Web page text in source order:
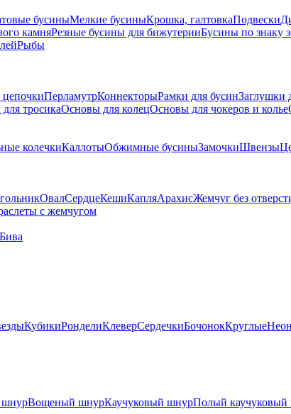
бусиныМелкие бусиныКрошка, галтовкаПодвески
камняРезные бусины для бижутерииБусины по знаку
Рыбы
цепочкиПерламутрКоннекторыРамки для бусинЗаглушки
тросикаОсновы для колецОсновы для чокеров и колье
колечкиКаллотыОбжимные бусиныЗамочкиШвензы
ОвалСердцеКешиКапляАрахисЖемчуг без
с жемчугом
Бива
КубикиРонделиКлеверСердечкиБочонокКруглые
шнурВощеный шнурКаучуковый шнурПолый